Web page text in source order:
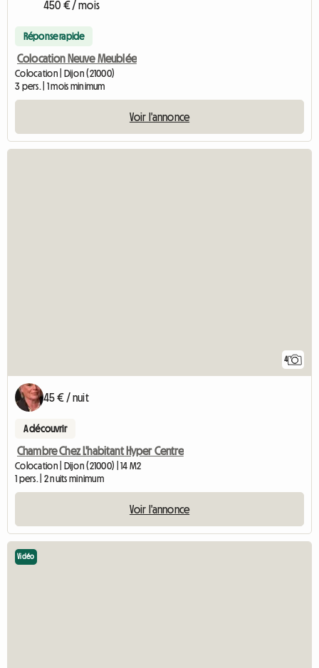
450 € / mois
Réponse rapide
Colocation Neuve Meublée
Colocation | Dijon (21000)
3 pers. | 1 mois minimum
Voir l'annonce
4
45 € / nuit
A découvrir
Chambre Chez L'habitant Hyper Centre
Colocation | Dijon (21000) | 14 M2
1 pers. | 2 nuits minimum
Voir l'annonce
Vidéo